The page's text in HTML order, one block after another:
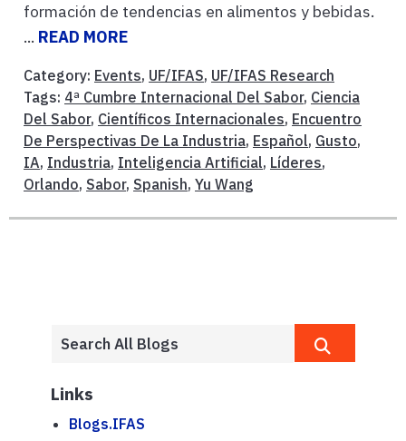
formación de tendencias en alimentos y bebidas.
... READ MORE
Category: Events, UF/IFAS, UF/IFAS Research
Tags: 4ª Cumbre Internacional Del Sabor, Ciencia
Del Sabor, Científicos Internacionales, Encuentro
De Perspectivas De La Industria, Español, Gusto,
IA, Industria, Inteligencia Artificial, Líderes,
Orlando, Sabor, Spanish, Yu Wang
Links
Blogs.IFAS